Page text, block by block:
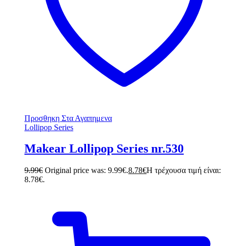
Προσθηκη Στα Αγαπημενα
Lollipop Series
Makear Lollipop Series nr.530
9.99€ Original price was: 9.99€.8.78€Η τρέχουσα τιμή είναι:
8.78€.